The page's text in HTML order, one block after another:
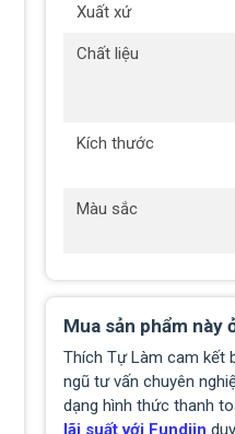
Xuất xứ
Chất liệu
Kích thước
Màu sắc
Mua sản phẩm này
Thích Tự Làm cam kết
ngũ tư vấn chuyên
dạng hình thức thanh
lãi suất với Fundiin